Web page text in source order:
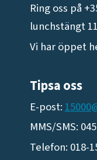
Ring oss på
lunchstängt
Vi har öppet
Tipsa oss
E-post:
MMS/SMS:
Telefon: 018-